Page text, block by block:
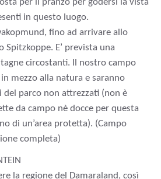
per il pranzo per godersi la vista
in questo luogo.
fino ad arrivare allo
Spitzkoppe. E’ prevista una
circostanti. Il nostro campo
mezzo alla natura e saranno
del parco non attrezzati (non è
da campo nè docce per questa
di un’area protetta). (Campo
completa)
la regione del Damaraland, così